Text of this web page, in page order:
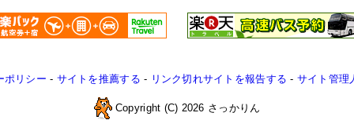
ポリシー - サイトを推薦する - リンク切れサイトを報告する - サイト管理
Copyright (C) 2026 さっかりん